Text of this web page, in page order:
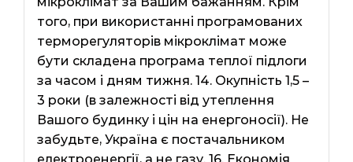
того, при використанні програмованих
терморегуляторів мікроклімат може
бути складена програма теплої підлоги
за часом і дням тижня. 14. Окупність 1,5 –
3 роки (в залежності від утеплення
Вашого будинку і цін на енергоносії). Не
забудьте, Україна є постачальником
електроенергії, а не газу. 16. Економія